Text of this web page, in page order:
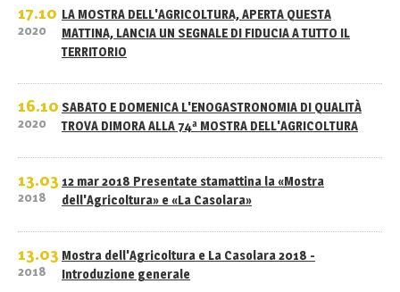
17.10
2020
LA MOSTRA DELL'AGRICOLTURA, APERTA QUESTA
MATTINA, LANCIA UN SEGNALE DI FIDUCIA A TUTTO IL
TERRITORIO
16.10
2020
SABATO E DOMENICA L'ENOGASTRONOMIA DI QUALITÀ
TROVA DIMORA ALLA 74ª MOSTRA DELL'AGRICOLTURA
13.03
2018
12 mar 2018 Presentate stamattina la «Mostra
dell'Agricoltura» e «La Casolara»
13.03
2018
Mostra dell'Agricoltura e La Casolara 2018 -
Introduzione generale